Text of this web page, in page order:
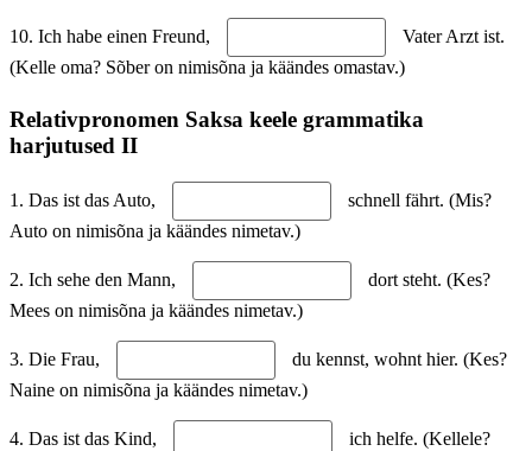
10. Ich habe einen Freund,
Vater Arzt ist.
(Kelle oma? Sõber on nimisõna ja käändes omastav.)
Relativpronomen Saksa keele grammatika
harjutused II
1. Das ist das Auto,
schnell fährt. (Mis?
Auto on nimisõna ja käändes nimetav.)
2. Ich sehe den Mann,
dort steht. (Kes?
Mees on nimisõna ja käändes nimetav.)
3. Die Frau,
du kennst, wohnt hier. (Kes?
Naine on nimisõna ja käändes nimetav.)
4. Das ist das Kind,
ich helfe. (Kellele?